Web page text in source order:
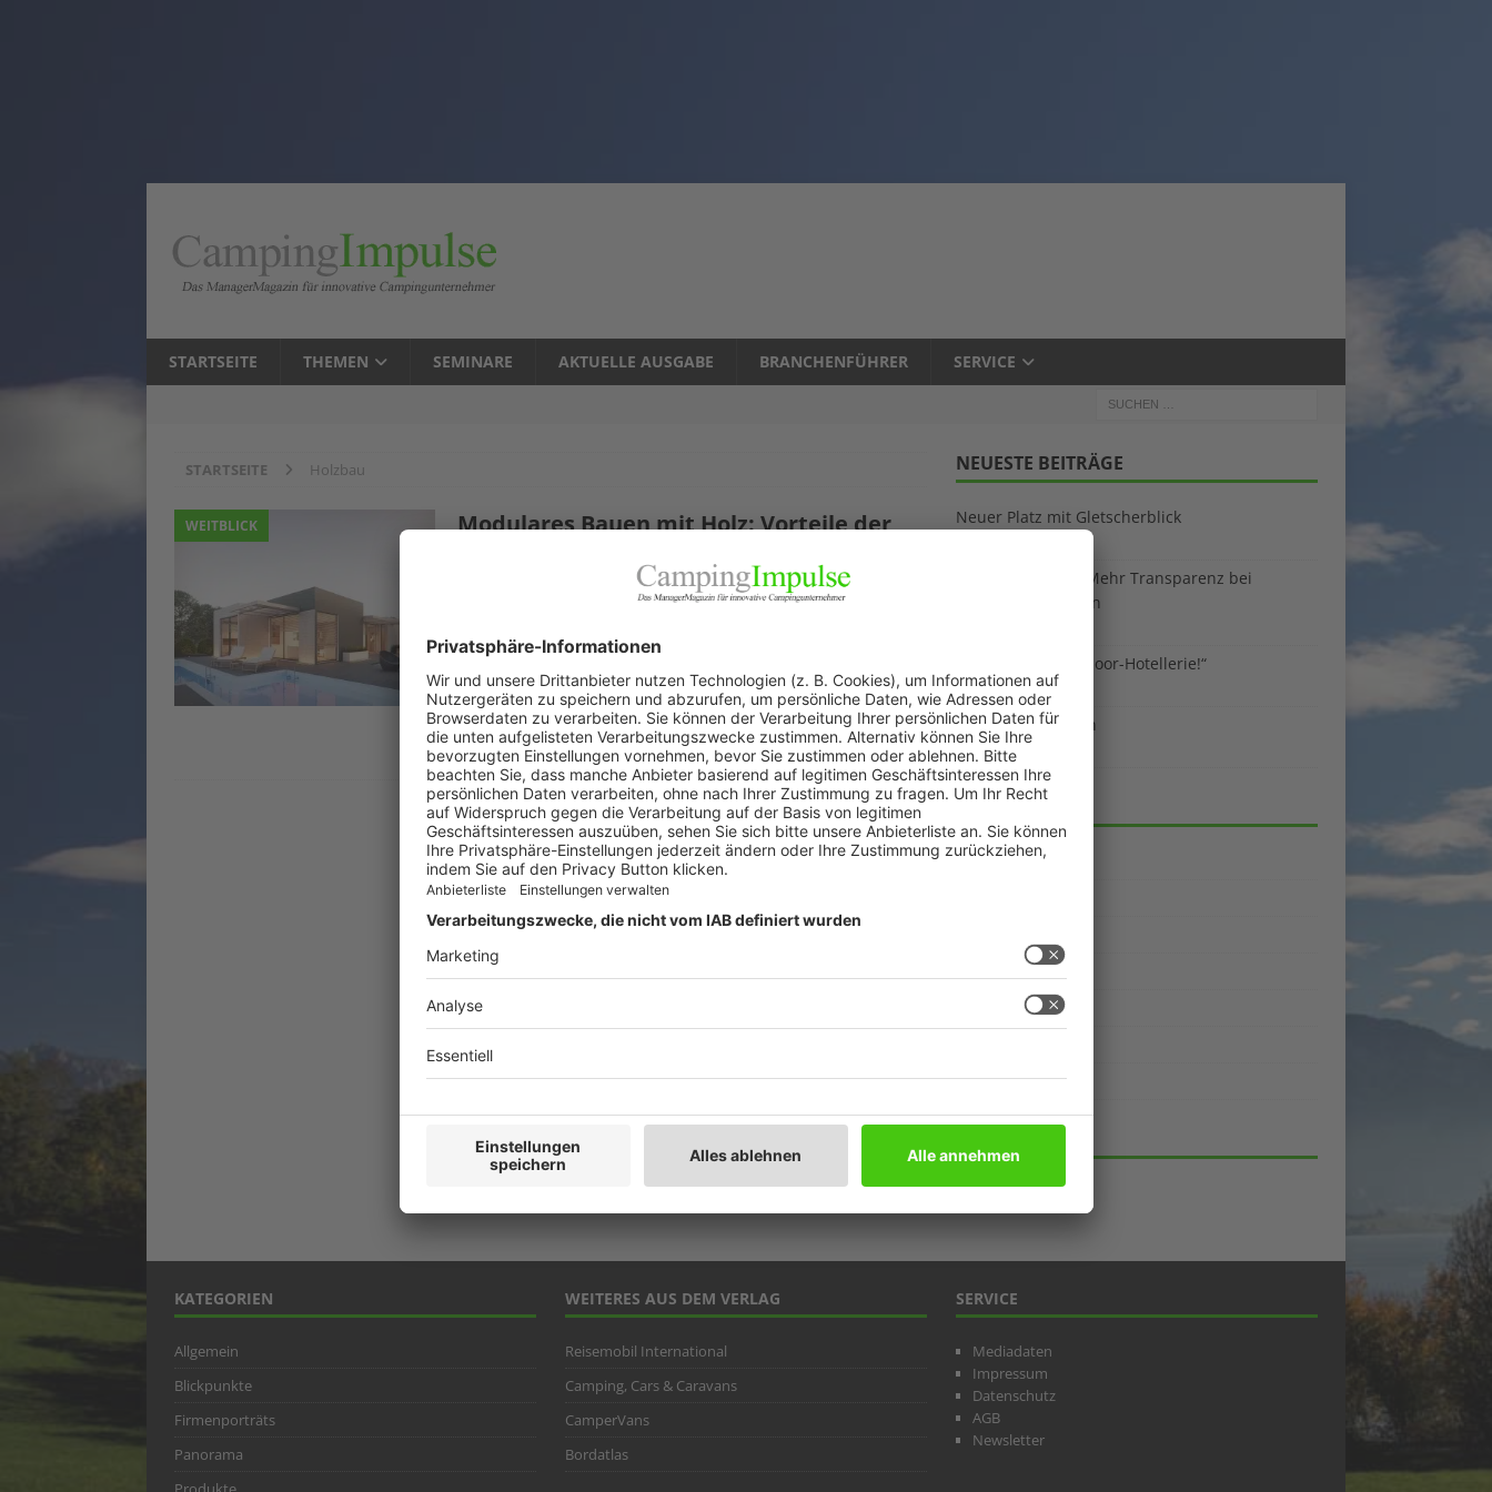
STARTSEITE THEMEN SEMINARE AKTUELLE AUSGABE BRANCHENFÜHRER SERVICE
STARTSEITE Holzbau
WEITBLICK
Modulares Bauen mit Holz: Vorteile der
Modulare Holzhäuser machen auch auf einem Campingplatz
eine gute Figur und stehen ganz in der Tradition der oft so
langweiligen, aber preiswerten Mobilheime. Steigende
Baukosten und die Suche nach nachhaltigen Alternativen
drängen immer mehr Bauherren[…]
NEUESTE BEITRÄGE
Neuer Platz mit Gletscherblick
Neue EU-Regeln: Mehr Transparenz bei
Ferienunterkünften
„Wir sind die Outdoor-Hotellerie!“
1. August 2026
Akku gegen Benzin
29. Juli 2026
KATEGORIEN
Allgemein
Panorama
Weitblick
KATEGORIEN
Allgemein
Blickpunkte
Firmenporträts
Panorama
WEITERES AUS DEM VERLAG
Reisemobil International
Camping, Cars & Caravans
CamperVans
Bordatlas
SERVICE
Mediadaten
Impressum
Datenschutz
AGB
Newsletter